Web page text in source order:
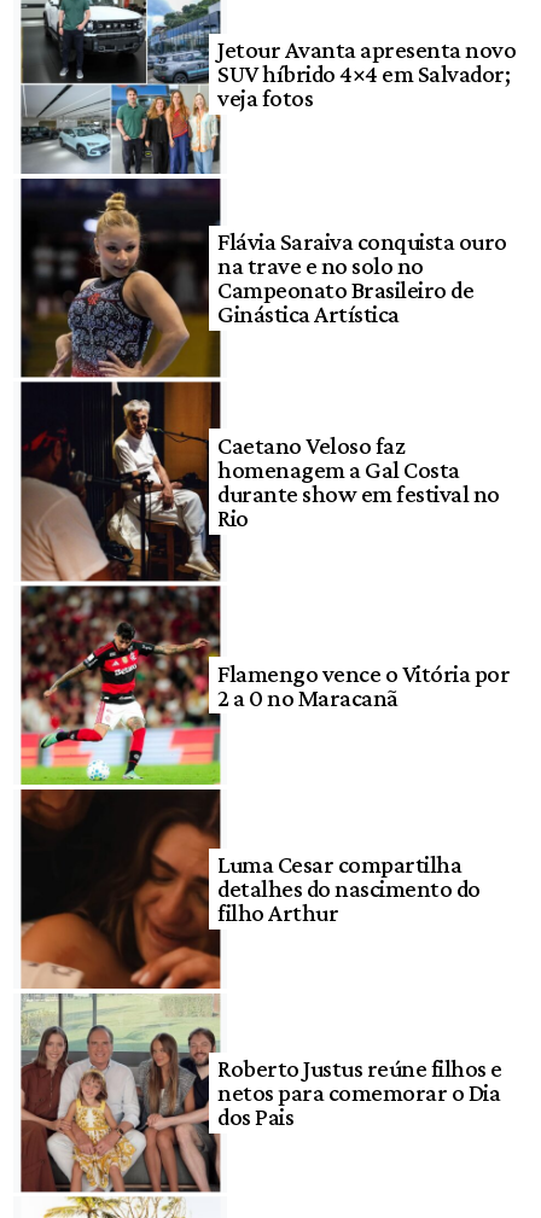
Jetour Avanta apresenta novo
SUV híbrido 4×4 em Salvador;
veja fotos
Flávia Saraiva conquista ouro
na trave e no solo no
Campeonato Brasileiro de
Ginástica Artística
Caetano Veloso faz
homenagem a Gal Costa
durante show em festival no
Rio
Flamengo vence o Vitória por
2 a 0 no Maracanã
Luma Cesar compartilha
detalhes do nascimento do
filho Arthur
Roberto Justus reúne filhos e
netos para comemorar o Dia
dos Pais